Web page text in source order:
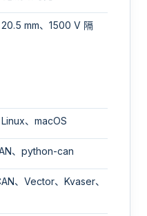
mm、1500 V 隔
、macOS
、python-can
、Vector、Kvaser、